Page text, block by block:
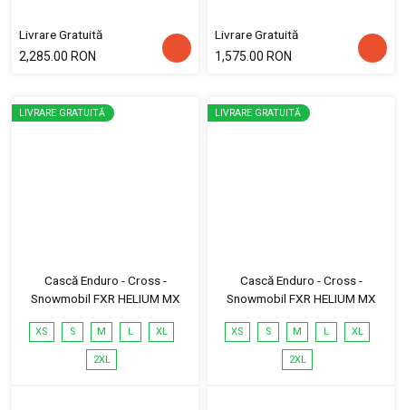
Livrare Gratuită
2,285.00 RON
Livrare Gratuită
1,575.00 RON
LIVRARE GRATUITĂ
Cască Enduro - Cross -
Snowmobil FXR HELIUM MX
XS S M L XL
2XL
LIVRARE GRATUITĂ
Cască Enduro - Cross -
Snowmobil FXR HELIUM MX
XS S M L XL
2XL